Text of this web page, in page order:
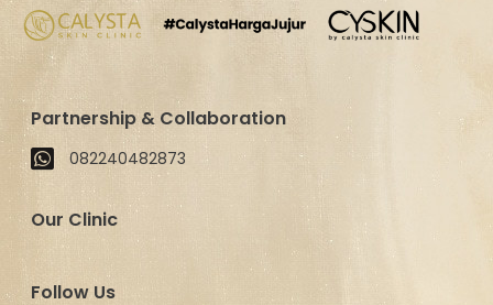
Partnership & Collaboration
082240482873
Our Clinic
Follow Us